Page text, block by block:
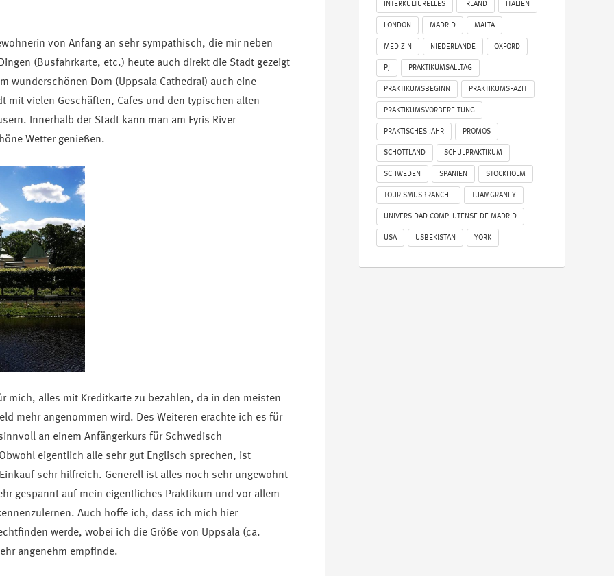
von Anfang an sehr sympathisch, die mir neben
(Busfahrkarte, etc.) heute auch direkt die Stadt gezeigt
wunderschönen Dom (Uppsala Cathedral) auch eine
mit vielen Geschäften, Cafes und den typischen alten
Innerhalb der Stadt kann man am Fyris River
Wetter genießen.
mich, alles mit Kreditkarte zu bezahlen, da in den meisten
mehr angenommen wird. Des Weiteren erachte ich es für
an einem Anfängerkurs für Schwedisch
eigentlich alle sehr gut Englisch sprechen, ist
sehr hilfreich. Generell ist alles noch sehr ungewohnt
gespannt auf mein eigentliches Praktikum und vor allem
Auch hoffe ich, dass ich mich hier
werde, wobei ich die Größe von Uppsala (ca.
angenehm empfinde.
INTERKULTURELLES IRLAND ITALIEN
LONDON MADRID MALTA
MEDIZIN NIEDERLANDE OXFORD
PJ PRAKTIKUMSALLTAG
PRAKTIKUMSBEGINN PRAKTIKUMSFAZIT
PRAKTIKUMSVORBEREITUNG
PRAKTISCHES JAHR PROMOS
SCHOTTLAND SCHULPRAKTIKUM
SCHWEDEN SPANIEN STOCKHOLM
TOURISMUSBRANCHE TUAMGRANEY
UNIVERSIDAD COMPLUTENSE DE MADRID
USA USBEKISTAN YORK